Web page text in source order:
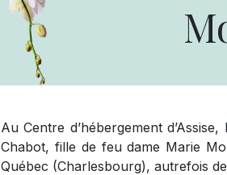
Au Centre d’hébergement
Chabot, fille de feu dame Marie
Québec (Charlesbourg), autrefois